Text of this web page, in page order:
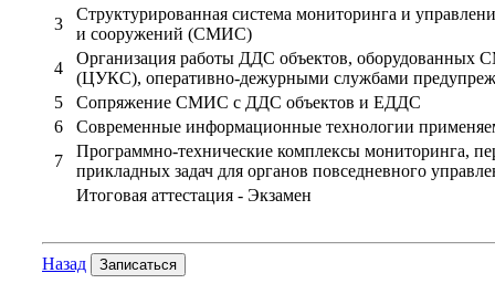
3
Структурированная система мониторинга и
и сооружений (СМИС)
4
Организация работы ДДС объектов,
(ЦУКС), оперативно-дежурными службами
5
Сопряжение СМИС с ДДС объектов и ЕДДС
6
Современные информационные технологии
7
Программно-технические комплексы мониторинга,
прикладных задач для органов повседневного
Итоговая аттестация - Экзамен
Назад Записаться